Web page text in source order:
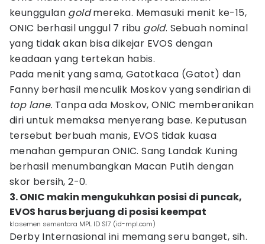
keunggulan goldmereka. Memasuki menit ke-15,
ONIC berhasil unggul 7 ribu gold. Sebuah nominal
yang tidak akan bisa dikejar EVOS dengan
keadaan yang tertekan habis.
Pada menit yang sama, Gatotkaca (Gatot) dan
Fanny berhasil menculik Moskov yang sendirian di
top lane. Tanpa ada Moskov, ONIC memberanikan
diri untuk memaksa menyerang base. Keputusan
tersebut berbuah manis, EVOS tidak kuasa
menahan gempuran ONIC. Sang Landak Kuning
berhasil menumbangkan Macan Putih dengan
skor bersih, 2-0.
3. ONIC makin mengukuhkan posisi di puncak,
EVOS harus berjuang di posisi keempat
klasemen sementara MPL ID S17 (id-mpl.com)
Derby Internasional ini memang seru banget, sih.